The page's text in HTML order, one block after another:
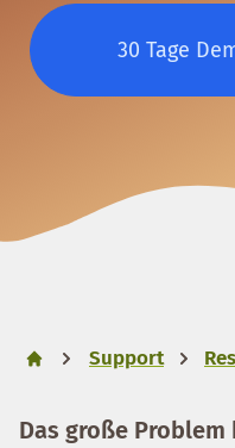
30 Tage
Support
Das große